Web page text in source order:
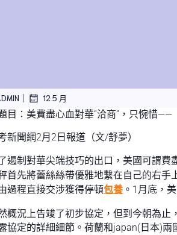
| 12 5 月
目：美費盡心血對華“洽商”，只惋惜——
新聞網2月2日報道（文/舒夢）
遏制對華尖端技巧的出口，美國可謂
首先將蕾絲絲帶優雅地繫在自己的右手
過程直接交涉獲得停頓包養 。1月底，
概況上告竣了初步協定，但到今朝為止
協定的詳細細節。荷蘭和japan(日本)兩